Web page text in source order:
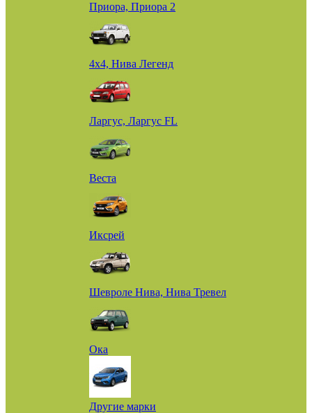
Приора, Приора 2
4х4, Нива Легенд
Ларгус, Ларгус FL
Веста
Иксрей
Шевроле Нива, Нива Тревел
Ока
Другие марки